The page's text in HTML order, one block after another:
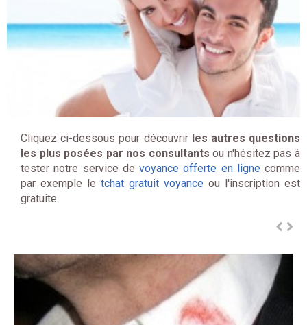
Cliquez ci-dessous pour découvrir les autres questions
les plus posées par nos consultants ou n'hésitez pas à
tester notre service de voyance offerte en ligne comme
par exemple le tchat gratuit voyance ou l'inscription est
gratuite.